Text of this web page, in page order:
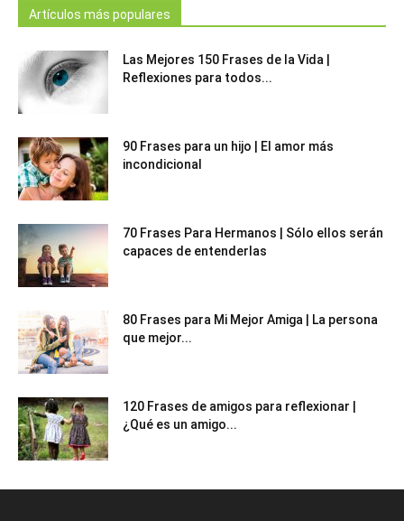
Artículos más populares
Las Mejores 150 Frases de la Vida |
Reflexiones para todos...
90 Frases para un hijo | El amor más
incondicional
70 Frases Para Hermanos | Sólo ellos serán
capaces de entenderlas
80 Frases para Mi Mejor Amiga | La persona
que mejor...
120 Frases de amigos para reflexionar |
¿Qué es un amigo...